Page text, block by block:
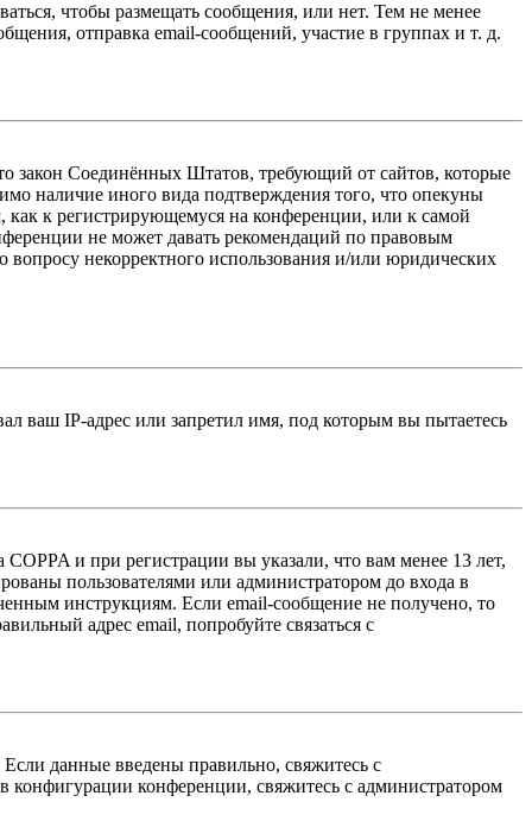
чтобы размещать сообщения, или нет. Тем не менее
отправка email-сообщений, участие в группах и т. д.
закон Соединённых Штатов, требующий от сайтов, которые
наличие иного вида подтверждения того, что опекуны
к регистрирующемуся на конференции, или к самой
не может давать рекомендаций по правовым
некорректного использования и/или юридических
ваш IP-адрес или запретил имя, под которым вы пытаетесь
и при регистрации вы указали, что вам менее 13 лет,
пользователями или администратором до входа в
инструкциям. Если email-сообщение не получено, то
адрес email, попробуйте связаться с
данные введены правильно, свяжитесь с
конференции, свяжитесь с администратором